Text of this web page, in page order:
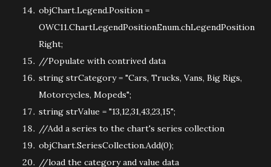
objChart.Legend.Position =
OWC11.ChartLegendPositionEnum.chLegendPosition
Right;
//Populate with contrived data
string strCategory = "Cars, Trucks, Vans, Big Rigs,
Motorcycles, Mopeds";
string strValue = "13,12,31,43,23,15";
//Add a series to the chart's series collection
objChart.SeriesCollection.Add(0);
//load the category and value data